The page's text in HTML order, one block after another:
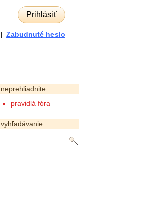
Prihlásiť
| Zabudnuté heslo
neprehliadnite
pravidlá fóra
vyhľadávanie